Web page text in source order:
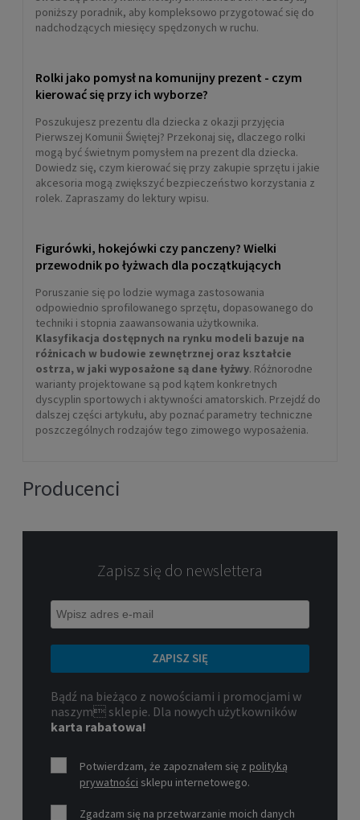
poniższy poradnik, aby kompleksowo przygotować się do
nadchodzących miesięcy spędzonych w ruchu.
Rolki jako pomysł na komunijny prezent - czym
kierować się przy ich wyborze?
Poszukujesz prezentu dla dziecka z okazji przyjęcia
Pierwszej Komunii Świętej? Przekonaj się, dlaczego rolki
mogą być świetnym pomysłem na prezent dla dziecka.
Dowiedz się, czym kierować się przy zakupie sprzętu i jakie
akcesoria mogą zwiększyć bezpieczeństwo korzystania z
rolek. Zapraszamy do lektury wpisu.
Figurówki, hokejówki czy panczeny? Wielki
przewodnik po łyżwach dla początkujących
Poruszanie się po lodzie wymaga zastosowania
odpowiednio sprofilowanego sprzętu, dopasowanego do
techniki i stopnia zaawansowania użytkownika.
Klasyfikacja dostępnych na rynku modeli bazuje na
różnicach w budowie zewnętrznej oraz kształcie
ostrza, w jaki wyposażone są dane łyżwy. Różnorodne
warianty projektowane są pod kątem konkretnych
dyscyplin sportowych i aktywności amatorskich. Przejdź do
dalszej części artykułu, aby poznać parametry techniczne
poszczególnych rodzajów tego zimowego wyposażenia.
Producenci
Zapisz się do newslettera
ZAPISZ SIĘ
Bądź na bieżąco z nowościami i promocjami w
naszym sklepie. Dla nowych użytkowników
karta rabatowa!
Potwierdzam, że zapoznałem się z polityką
prywatności sklepu internetowego.
Zgadzam się na przetwarzanie moich danych